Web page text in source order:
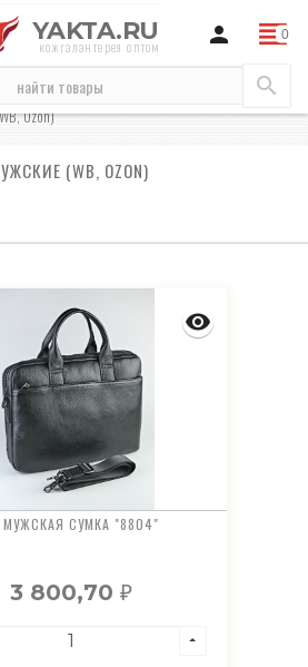
YAKTA.RU
кожгалантерея оптом
сумки (WB, Ozon)
сумки мужские (WB, Ozon)
Ozon)
(WB, OZON)
МУЖСКАЯ СУМКА "8804"
3 800,70 ₽